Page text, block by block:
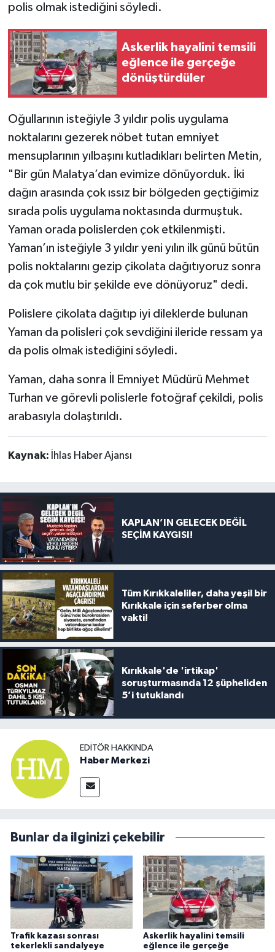
polis olmak istediğini söyledi.
Askerlik hayalini temsili
eğlence ile gerçeğe
dönüştürdüler
Oğullarının isteğiyle 3 yıldır polis uygulama
noktalarını gezerek nöbet tutan emniyet
mensuplarının yılbaşını kutladıkları belirten Metin,
"Bir gün Malatya’dan evimize dönüyorduk. İki
dağın arasında çok ıssız bir bölgeden geçtiğimiz
sırada polis uygulama noktasında durmuştuk.
Yaman orada polislerden çok etkilenmişti.
Yaman’ın isteğiyle 3 yıldır yeni yılın ilk günü bütün
polis noktalarını gezip çikolata dağıtıyoruz sonra
da çok mutlu bir şekilde eve dönüyoruz" dedi.
Polislere çikolata dağıtıp iyi dileklerde bulunan
Yaman da polisleri çok sevdiğini ileride ressam ya
da polis olmak istediğini söyledi.
Yaman, daha sonra İl Emniyet Müdürü Mehmet
Turhan ve görevli polislerle fotoğraf çekildi, polis
arabasıyla dolaştırıldı.
Kaynak: İhlas Haber Ajansı
KAPLAN’IN GELECEK DEĞİL
SEÇİM KAYGISI!
Tüm Kırıkkaleliler, daha yeşil bir
Kırıkkale için seferber olma
vakti!
Kırıkkale'de 'irtikap'
soruşturmasında 12 şüpheliden
5’i tutuklandı
EDITÖR HAKKINDA
Haber Merkezi
Bunlar da ilginizi çekebilir
Trafik kazası sonrası
tekerlekli sandalyeye
Askerlik hayalini temsili
eğlence ile gerçeğe